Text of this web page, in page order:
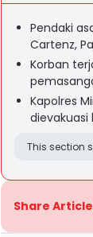
Pendaki
Cartenz,
Korban
Kapolres
dievakuasi
This section
Share Article